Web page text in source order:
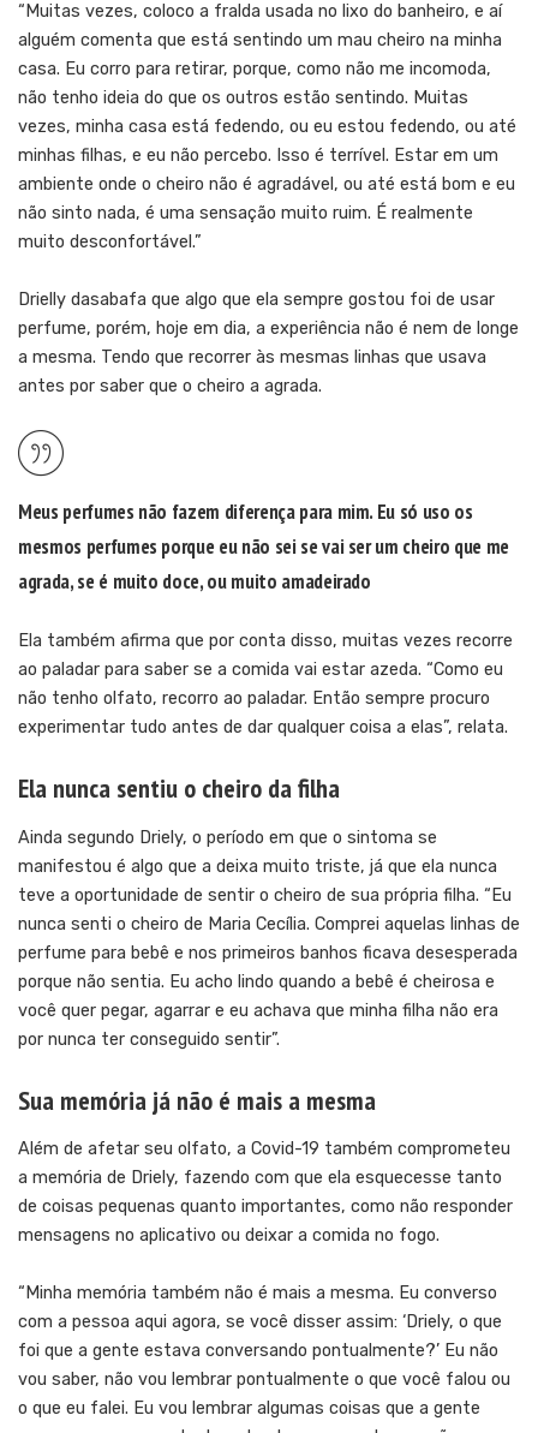
“Muitas vezes, coloco a fralda usada no lixo do banheiro, e aí
alguém comenta que está sentindo um mau cheiro na minha
casa. Eu corro para retirar, porque, como não me incomoda,
não tenho ideia do que os outros estão sentindo. Muitas
vezes, minha casa está fedendo, ou eu estou fedendo, ou até
minhas filhas, e eu não percebo. Isso é terrível. Estar em um
ambiente onde o cheiro não é agradável, ou até está bom e eu
não sinto nada, é uma sensação muito ruim. É realmente
muito desconfortável.”
Drielly dasabafa que algo que ela sempre gostou foi de usar
perfume, porém, hoje em dia, a experiência não é nem de longe
a mesma. Tendo que recorrer às mesmas linhas que usava
antes por saber que o cheiro a agrada.
Meus perfumes não fazem diferença para mim. Eu só uso os
mesmos perfumes porque eu não sei se vai ser um cheiro que me
agrada, se é muito doce, ou muito amadeirado
Ela também afirma que por conta disso, muitas vezes recorre
ao paladar para saber se a comida vai estar azeda. “Como eu
não tenho olfato, recorro ao paladar. Então sempre procuro
experimentar tudo antes de dar qualquer coisa a elas”, relata.
Ela nunca sentiu o cheiro da filha
Ainda segundo Driely, o período em que o sintoma se
manifestou é algo que a deixa muito triste, já que ela nunca
teve a oportunidade de sentir o cheiro de sua própria filha. “Eu
nunca senti o cheiro de Maria Cecília. Comprei aquelas linhas de
perfume para bebê e nos primeiros banhos ficava desesperada
porque não sentia. Eu acho lindo quando a bebê é cheirosa e
você quer pegar, agarrar e eu achava que minha filha não era
por nunca ter conseguido sentir”.
Sua memória já não é mais a mesma
Além de afetar seu olfato, a Covid-19 também comprometeu
a memória de Driely, fazendo com que ela esquecesse tanto
de coisas pequenas quanto importantes, como não responder
mensagens no aplicativo ou deixar a comida no fogo.
“Minha memória também não é mais a mesma. Eu converso
com a pessoa aqui agora, se você disser assim: ‘Driely, o que
foi que a gente estava conversando pontualmente?’ Eu não
vou saber, não vou lembrar pontualmente o que você falou ou
o que eu falei. Eu vou lembrar algumas coisas que a gente